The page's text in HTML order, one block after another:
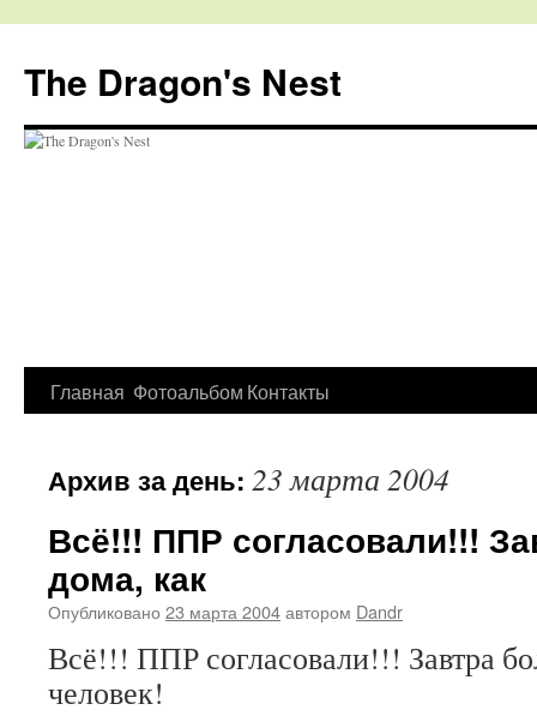
The Dragon's Nest
Перейти
содержимому
Главная Фотоальбом Контакты
Архив за день: 23 марта 2004
Всё!!! ППР согласовали!!!
дома, как
Опубликовано 23 марта 2004автором Dandr
Всё!!! ППР согласовали!!! Завтра
человек!